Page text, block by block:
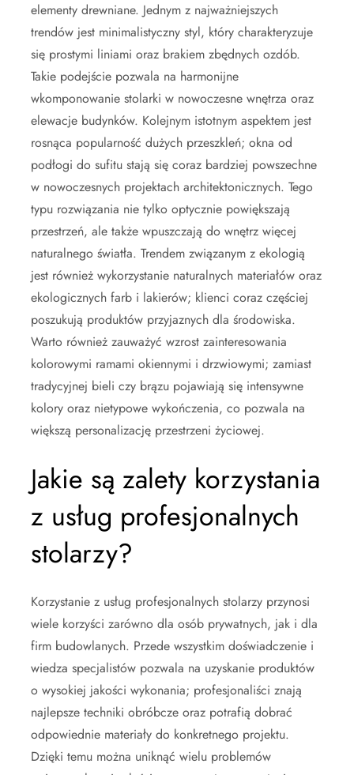
elementy drewniane. Jednym z najważniejszych
trendów jest minimalistyczny styl, który charakteryzuje
się prostymi liniami oraz brakiem zbędnych ozdób.
Takie podejście pozwala na harmonijne
wkomponowanie stolarki w nowoczesne wnętrza oraz
elewacje budynków. Kolejnym istotnym aspektem jest
rosnąca popularność dużych przeszkleń; okna od
podłogi do sufitu stają się coraz bardziej powszechne
w nowoczesnych projektach architektonicznych. Tego
typu rozwiązania nie tylko optycznie powiększają
przestrzeń, ale także wpuszczają do wnętrz więcej
naturalnego światła. Trendem związanym z ekologią
jest również wykorzystanie naturalnych materiałów oraz
ekologicznych farb i lakierów; klienci coraz częściej
poszukują produktów przyjaznych dla środowiska.
Warto również zauważyć wzrost zainteresowania
kolorowymi ramami okiennymi i drzwiowymi; zamiast
tradycyjnej bieli czy brązu pojawiają się intensywne
kolory oraz nietypowe wykończenia, co pozwala na
większą personalizację przestrzeni życiowej.
Jakie są zalety korzystania
z usług profesjonalnych
stolarzy?
Korzystanie z usług profesjonalnych stolarzy przynosi
wiele korzyści zarówno dla osób prywatnych, jak i dla
firm budowlanych. Przede wszystkim doświadczenie i
wiedza specjalistów pozwala na uzyskanie produktów
o wysokiej jakości wykonania; profesjonaliści znają
najlepsze techniki obróbcze oraz potrafią dobrać
odpowiednie materiały do konkretnego projektu.
Dzięki temu można uniknąć wielu problemów